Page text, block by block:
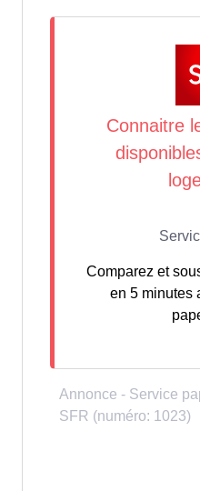
Comparez et
en 5 minutes